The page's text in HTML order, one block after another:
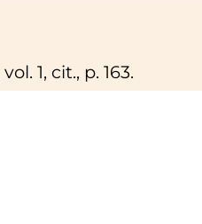
vol. 1, cit., p. 163.